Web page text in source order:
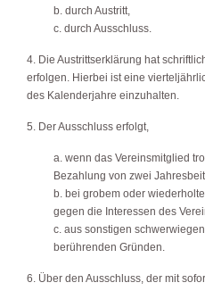
b. durch Austritt,
c. durch Ausschluss.
4. Die Austrittserklärung hat
erfolgen. Hierbei ist eine
des Kalenderjahre einzuhalten.
5. Der Ausschluss erfolgt,
a. wenn das Vereinsmitglied
Bezahlung von zwei
b. bei grobem oder
gegen die Interessen des
c. aus sonstigen
berührenden Gründen.
6. Über den Ausschluss, der mit